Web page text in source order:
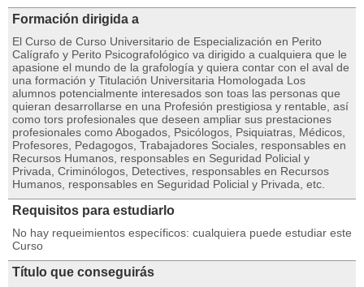
Formación dirigida a
El Curso de Curso Universitario de Especialización en Perito
Calígrafo y Perito Psicografológico va dirigido a cualquiera que le
apasione el mundo de la grafología y quiera contar con el aval de
una formación y Titulación Universitaria Homologada Los
alumnos potencialmente interesados son toas las personas que
quieran desarrollarse en una Profesión prestigiosa y rentable, así
como tors profesionales que deseen ampliar sus prestaciones
profesionales como Abogados, Psicólogos, Psiquiatras, Médicos,
Profesores, Pedagogos, Trabajadores Sociales, responsables en
Recursos Humanos, responsables en Seguridad Policial y
Privada, Criminólogos, Detectives, responsables en Recursos
Humanos, responsables en Seguridad Policial y Privada, etc.
Requisitos para estudiarlo
No hay requeimientos específicos: cualquiera puede estudiar este
Curso
Título que conseguirás